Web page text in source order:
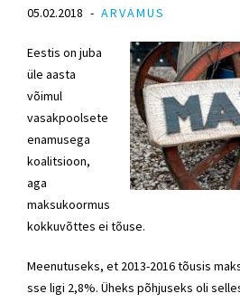
05.02.2018 ARVAMUS
Eestis on juba
üle aasta
võimul
vasakpoolsete
enamusega
koalitsioon,
aga
maksukoormus
kokkuvõttes ei tõuse.
Meenutuseks, et 2013-2016 tõusis
sse ligi 2,8%. Üheks põhjuseks oli